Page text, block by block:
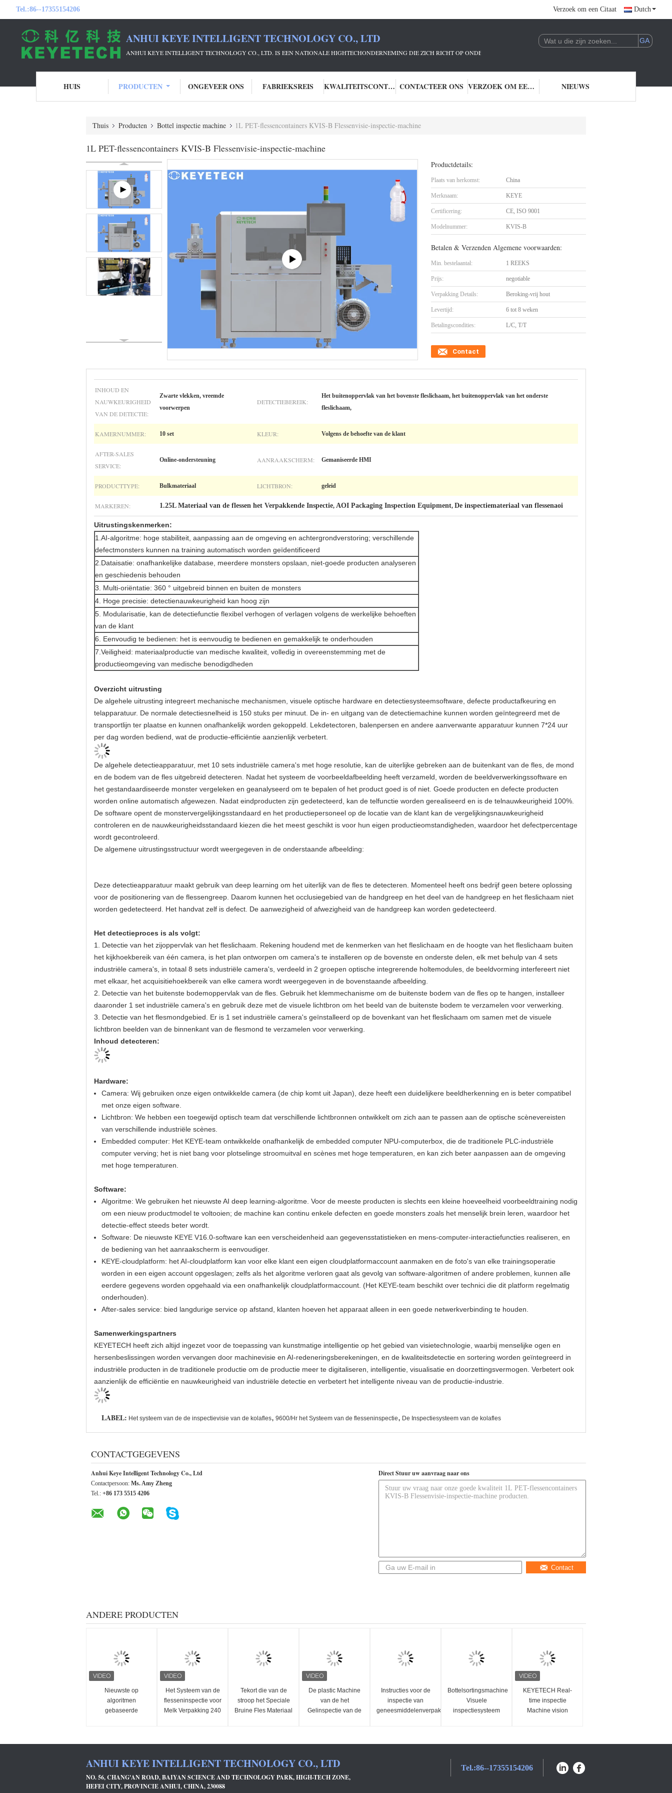
Tel.:86--17355154206 Verzoek om een Citaat Dutch
ANHUI KEYE INTELLIGENT TECHNOLOGY CO., LTD
ANHUI KEYE INTELLIGENT TECHNOLOGY CO., LTD. IS EEN NATIONALE HIGHTECHONDERNEMING DIE ZICH RICHT OP ONDERZOEK EN ONTWIKKELING EN TOEPASSING VAN AI-
HUIS PRODUCTEN ONGEVEER ONS FABRIEKSREIS KWALITEITSCONTROLE CONTACTEER ONS VERZOEK OM EEN CITAAT NIEUWS
Thuis Producten Bottel inspectie machine 1L PET-flessencontainers KVIS-B Flessenvisie-inspectie-machine
1L PET-flessencontainers KVIS-B Flessenvisie-inspectie-machine
Productdetails:
Plaats van herkomst: China
Merknaam: KEYE
Certificering: CE, ISO 9001
Modelnummer: KVIS-B
Betalen & Verzenden Algemene voorwaarden:
Min. bestelaantal: 1 REEKS
Prijs: negotiable
Verpakking Details: Beroking-vrij hout
Levertijd: 6 tot 8 weken
Betalingscondities: L/C, T/T
Contact
INHOUD EN
NAUWKEURIGHEID
VAN DE DETECTIE:
Zwarte vlekken, vreemde
voorwerpen
DETECTIEBEREIK:
Het buitenoppervlak van het bovenste fleslichaam, het buitenoppervlak van het onderste
fleslichaam,
KAMERNUMMER: 10 set KLEUR: Volgens de behoefte van de klant
AFTER-SALES
SERVICE:
Online-ondersteuning AANRAAKSCHERM: Gemaniseerde HMI
PRODUCTTYPE: Bulkmateriaal LICHTBRON: geleid
MARKEREN: 1.25L Materiaal van de flessen het Verpakkende Inspectie, AOI Packaging Inspection Equipment, De inspectiemateriaal van flessenaoi
Uitrustingskenmerken:
1.AI-algoritme: hoge stabiliteit, aanpassing aan de omgeving en achtergrondverstoring; verschillende
defectmonsters kunnen na training automatisch worden geïdentificeerd
2.Dataisatie: onafhankelijke database, meerdere monsters opslaan, niet-goede producten analyseren
en geschiedenis behouden
3. Multi-oriëntatie: 360 ° uitgebreid binnen en buiten de monsters
4. Hoge precisie: detectienauwkeurigheid kan hoog zijn
5. Modularisatie, kan de detectiefunctie flexibel verhogen of verlagen volgens de werkelijke behoeften
van de klant
6. Eenvoudig te bedienen: het is eenvoudig te bedienen en gemakkelijk te onderhouden
7.Veiligheid: materiaalproductie van medische kwaliteit, volledig in overeenstemming met de
productieomgeving van medische benodigdheden
Overzicht uitrusting
De algehele uitrusting integreert mechanische mechanismen, visuele optische hardware en detectiesysteemsoftware, defecte productafkeuring en
telapparatuur. De normale detectiesnelheid is 150 stuks per minuut. De in- en uitgang van de detectiemachine kunnen worden geïntegreerd met de
transportlijn ter plaatse en kunnen onafhankelijk worden gekoppeld. Lekdetectoren, balenpersen en andere aanverwante apparatuur kunnen 7*24 uur
per dag worden bediend, wat de productie-efficiëntie aanzienlijk verbetert.
De algehele detectieapparatuur, met 10 sets industriële camera's met hoge resolutie, kan de uiterlijke gebreken aan de buitenkant van de fles, de mond
en de bodem van de fles uitgebreid detecteren. Nadat het systeem de voorbeeldafbeelding heeft verzameld, worden de beeldverwerkingssoftware en
het gestandaardiseerde monster vergeleken en geanalyseerd om te bepalen of het product goed is of niet. Goede producten en defecte producten
worden online automatisch afgewezen. Nadat eindproducten zijn gedetecteerd, kan de telfunctie worden gerealiseerd en is de telnauwkeurigheid 100%.
De software opent de monstervergelijkingsstandaard en het productiepersoneel op de locatie van de klant kan de vergelijkingsnauwkeurigheid
controleren en de nauwkeurigheidsstandaard kiezen die het meest geschikt is voor hun eigen productieomstandigheden, waardoor het defectpercentage
wordt gecontroleerd.
De algemene uitrustingsstructuur wordt weergegeven in de onderstaande afbeelding:
Deze detectieapparatuur maakt gebruik van deep learning om het uiterlijk van de fles te detecteren. Momenteel heeft ons bedrijf geen betere oplossing
voor de positionering van de flessengreep. Daarom kunnen het occlusiegebied van de handgreep en het deel van de handgreep en het fleslichaam niet
worden gedetecteerd. Het handvat zelf is defect. De aanwezigheid of afwezigheid van de handgreep kan worden gedetecteerd.
Het detectieproces is als volgt:
1. Detectie van het zijoppervlak van het fleslichaam. Rekening houdend met de kenmerken van het fleslichaam en de hoogte van het fleslichaam buiten
het kijkhoekbereik van één camera, is het plan ontworpen om camera's te installeren op de bovenste en onderste delen, elk met behulp van 4 sets
industriële camera's, in totaal 8 sets industriële camera's, verdeeld in 2 groepen optische integrerende holtemodules, de beeldvorming interfereert niet
met elkaar, het acquisitiehoekbereik van elke camera wordt weergegeven in de bovenstaande afbeelding.
2. Detectie van het buitenste bodemoppervlak van de fles. Gebruik het klemmechanisme om de buitenste bodem van de fles op te hangen, installeer
daaronder 1 set industriële camera's en gebruik deze met de visuele lichtbron om het beeld van de buitenste bodem te verzamelen voor verwerking.
3. Detectie van het flesmondgebied. Er is 1 set industriële camera's geïnstalleerd op de bovenkant van het fleslichaam om samen met de visuele
lichtbron beelden van de binnenkant van de flesmond te verzamelen voor verwerking.
Inhoud detecteren:
Hardware:
Camera: Wij gebruiken onze eigen ontwikkelde camera (de chip komt uit Japan), deze heeft een duidelijkere beeldherkenning en is beter compatibel
met onze eigen software.
Lichtbron: We hebben een toegewijd optisch team dat verschillende lichtbronnen ontwikkelt om zich aan te passen aan de optische scènevereisten
van verschillende industriële scènes.
Embedded computer: Het KEYE-team ontwikkelde onafhankelijk de embedded computer NPU-computerbox, die de traditionele PLC-industriële
computer verving; het is niet bang voor plotselinge stroomuitval en scènes met hoge temperaturen, en kan zich beter aanpassen aan de omgeving
met hoge temperaturen.
Software:
Algoritme: We gebruiken het nieuwste AI deep learning-algoritme. Voor de meeste producten is slechts een kleine hoeveelheid voorbeeldtraining nodig
om een ​​nieuw productmodel te voltooien; de machine kan continu enkele defecten en goede monsters zoals het menselijk brein leren, waardoor het
detectie-effect steeds beter wordt.
Software: De nieuwste KEYE V16.0-software kan een verscheidenheid aan gegevensstatistieken en mens-computer-interactiefuncties realiseren, en
de bediening van het aanraakscherm is eenvoudiger.
KEYE-cloudplatform: het AI-cloudplatform kan voor elke klant een eigen cloudplatformaccount aanmaken en de foto's van elke trainingsoperatie
worden in een eigen account opgeslagen; zelfs als het algoritme verloren gaat als gevolg van software-algoritmen of andere problemen, kunnen alle
eerdere gegevens worden opgehaald via een onafhankelijk cloudplatformaccount. (Het KEYE-team beschikt over technici die dit platform regelmatig
onderhouden).
After-sales service: bied langdurige service op afstand, klanten hoeven het apparaat alleen in een goede netwerkverbinding te houden.
Samenwerkingspartners
KEYETECH heeft zich altijd ingezet voor de toepassing van kunstmatige intelligentie op het gebied van visietechnologie, waarbij menselijke ogen en
hersenbeslissingen worden vervangen door machinevisie en AI-redeneringsberekeningen, en de kwaliteitsdetectie en sortering worden geïntegreerd in
industriële producten in de traditionele productie om de productie meer te digitaliseren, intelligentie, visualisatie en doorzettingsvermogen. Verbetert ook
aanzienlijk de efficiëntie en nauwkeurigheid van industriële detectie en verbetert het intelligente niveau van de productie-industrie.
LABEL: Het systeem van de de inspectievisie van de kolafles, 9600/Hr het Systeem van de flesseninspectie, De Inspectiesysteem van de kolafles
CONTACTGEGEVENS
Anhui Keye Intelligent Technology Co., Ltd
Contactpersoon: Ms. Amy Zheng
Tel.: +86 173 5515 4206
Direct Stuur uw aanvraag naar ons
Contact
ANDERE PRODUCTEN
Nieuwste op
algoritmen
gebaseerde
Het Systeem van de
flesseninspectie voor
Melk Verpakking 240
Tekort die van de
stroop het Speciale
Bruine Fles Materiaal
De plastic Machine
van de het
Gelinspectie van de
Instructies voor de
inspectie van
geneesmiddelenverpakkingen
Bottelsortingsmachine
Visuele
inspectiesysteem
KEYETECH Real-
time inspectie
Machine vision
ANHUI KEYE INTELLIGENT TECHNOLOGY CO., LTD
NO. 56, CHANG'AN ROAD, BAIYAN SCIENCE AND TECHNOLOGY PARK, HIGH-TECH ZONE,
HEFEI CITY, PROVINCIE ANHUI, CHINA, 230088
Tel.:86--17355154206